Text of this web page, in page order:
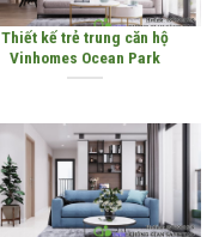
Thiết kế trẻ trung căn hộ
Vinhomes Ocean Park